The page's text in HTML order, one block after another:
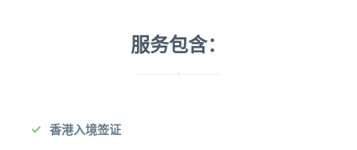
服务包含：
香港入境签证